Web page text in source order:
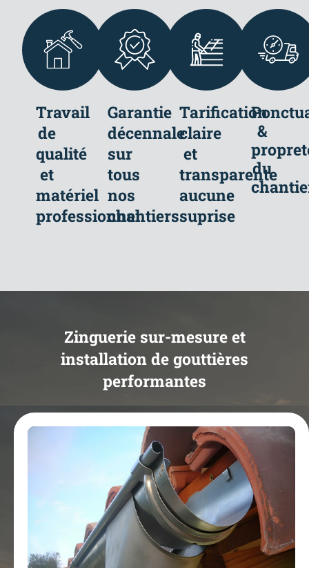
Travail
de
qualité
et
matériel
professionnel
Garantie
décennale
sur
tous
nos
chantiers
Tarification
claire
et
transparente
aucune
suprise
&
du
Zinguerie sur-mesure et
installation de gouttières
performantes